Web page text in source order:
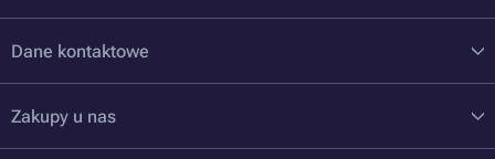
Dane kontaktowe
Zakupy u nas